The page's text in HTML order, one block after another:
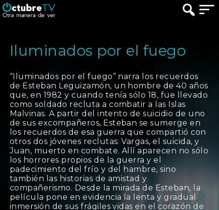
Iluminados por el fuego
“Iluminados por el fuego” narra los recuerdos
de Esteban Leguizamón, un hombre de 40 años
que, en 1982 y cuando tenía sólo 18, fue llevado
como soldado recluta a combatir a las Islas
Malvinas. A partir del intento de suicidio de uno
de sus excompañeros, Esteban se sumerge en
los recuerdos de esa guerra que compartió con
otros dos jóvenes reclutas: Vargas, el suicida, y
Juan, muerto en combate. Allí aparecen no sólo
los horrores propios de la guerra y el
padecimiento del frío y del hambre, sino
también las historias de amistad y
compañerismo. Desde la mirada de Esteban, la
película pone en evidencia la lenta y gradual
inmersión de sus frágiles vidas en el corazón de